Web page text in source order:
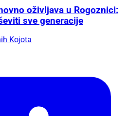
oživljava u Rogoznici:
sve generacije
Kojota